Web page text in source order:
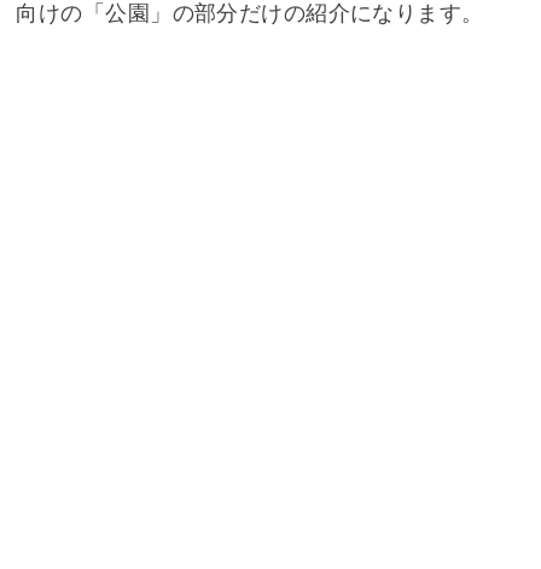
向けの「公園」の部分だけの紹介になります。